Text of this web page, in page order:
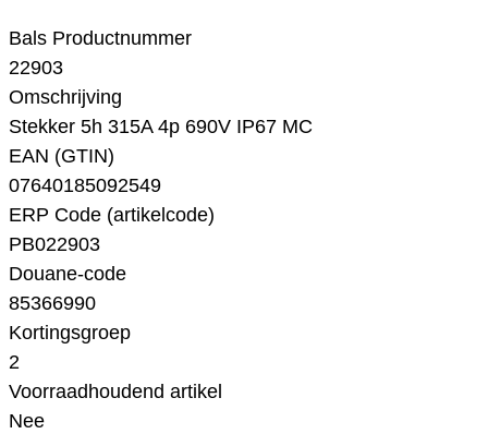
Bals Productnummer
22903
Omschrijving
Stekker 5h 315A 4p 690V IP67 MC
EAN (GTIN)
07640185092549
ERP Code (artikelcode)
PB022903
Douane-code
85366990
Kortingsgroep
2
Voorraadhoudend artikel
Nee